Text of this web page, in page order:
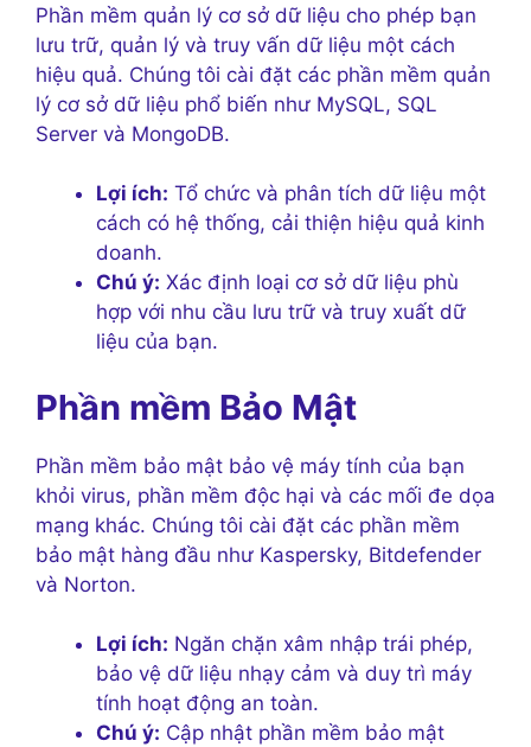
Phần mềm quản lý cơ sở dữ liệu cho phép bạn
lưu trữ, quản lý và truy vấn dữ liệu một cách
hiệu quả. Chúng tôi cài đặt các phần mềm quản
lý cơ sở dữ liệu phổ biến như MySQL, SQL
Server và MongoDB.
Lợi ích: Tổ chức và phân tích dữ liệu một
cách có hệ thống, cải thiện hiệu quả kinh
doanh.
Chú ý: Xác định loại cơ sở dữ liệu phù
hợp với nhu cầu lưu trữ và truy xuất dữ
liệu của bạn.
Phần mềm Bảo Mật
Phần mềm bảo mật bảo vệ máy tính của bạn
khỏi virus, phần mềm độc hại và các mối đe dọa
mạng khác. Chúng tôi cài đặt các phần mềm
bảo mật hàng đầu như Kaspersky, Bitdefender
và Norton.
Lợi ích: Ngăn chặn xâm nhập trái phép,
bảo vệ dữ liệu nhạy cảm và duy trì máy
tính hoạt động an toàn.
Chú ý: Cập nhật phần mềm bảo mật